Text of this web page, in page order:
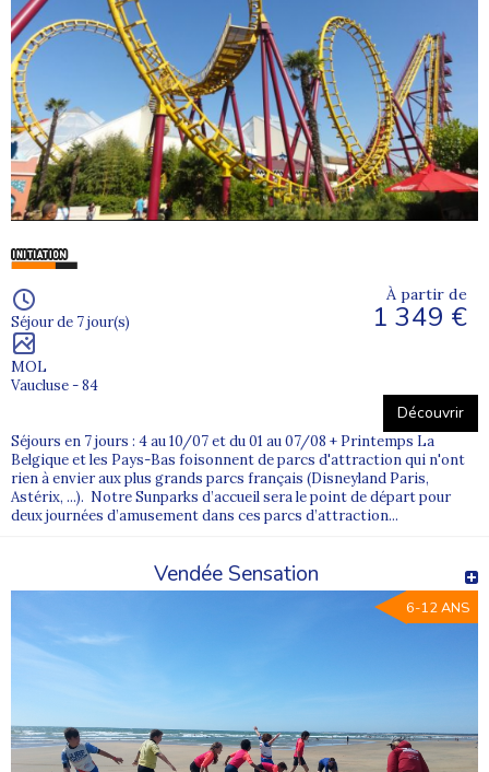
Séjour de 7 jour(s)
MOL
Vaucluse - 84
À partir de
1 349 €
Découvrir
Séjours en 7 jours : 4 au 10/07 et du 01 au 07/08 + Printemps La
Belgique et les Pays-Bas foisonnent de parcs d'attraction qui n'ont
rien à envier aux plus grands parcs français (Disneyland Paris,
Astérix, ...). Notre Sunparks d’accueil sera le point de départ pour
deux journées d’amusement dans ces parcs d’attraction...
Vendée Sensation
6-12 ANS